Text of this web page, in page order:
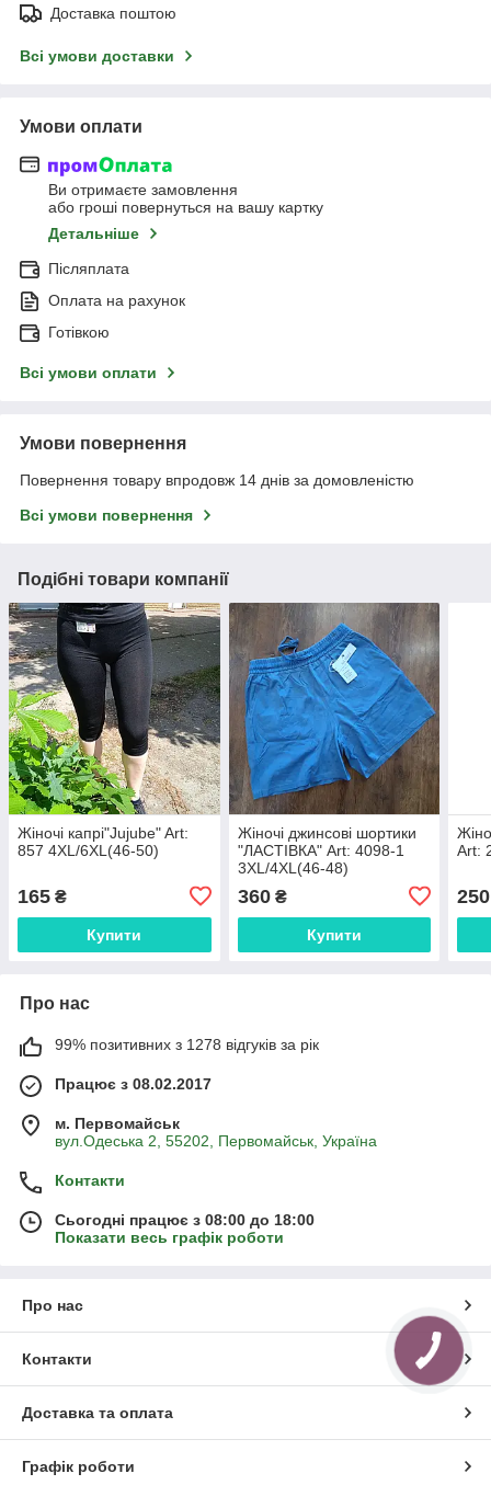
Доставка поштою
Всі умови доставки
Умови оплати
Ви отримаєте замовлення
або гроші повернуться на вашу картку
Детальніше
Післяплата
Оплата на рахунок
Готівкою
Всі умови оплати
Умови повернення
Повернення товару впродовж 14 днів за домовленістю
Всі умови повернення
Подібні товари компанії
Жіночі капрі"Jujube" Art:
857 4XL/6XL(46-50)
165 ₴
Купити
Жіночі джинсові шортики
"ЛАСТІВКА" Art: 4098-1
3XL/4XL(46-48)
360₴
Купити
Art:
250
Про нас
99% позитивних з 1278 відгуків за рік
Працює з 08.02.2017
м. Первомайськ
вул.Одеська 2, 55202, Первомайськ, Україна
Контакти
Сьогодні працює з 08:00 до 18:00
Показати весь графік роботи
Про нас
Контакти
Доставка та оплата
Графік роботи